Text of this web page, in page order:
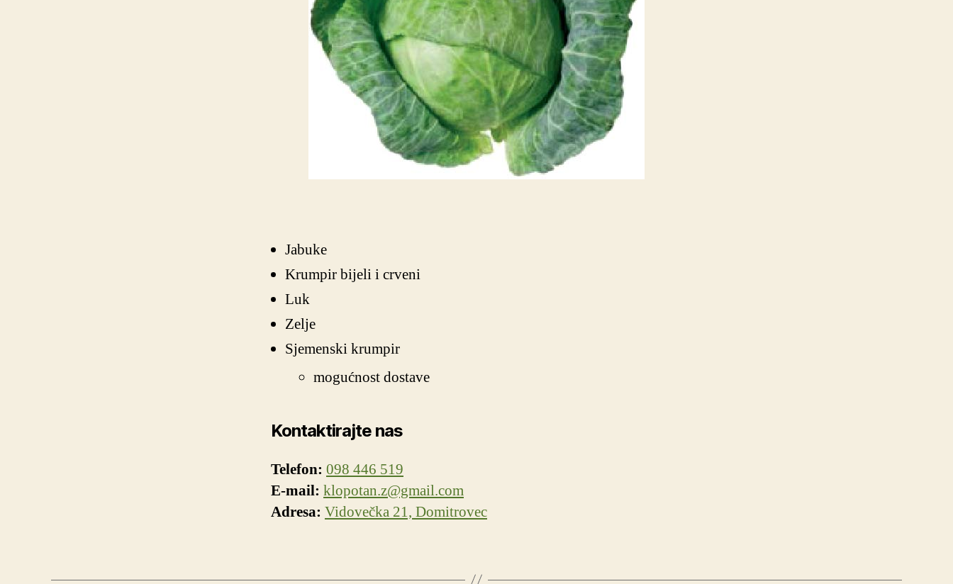
Jabuke
Krumpir bijeli i crveni
Luk
Zelje
Sjemenski krumpir
mogućnost dostave
Kontaktirajte nas
Telefon: 098 446 519
E-mail: klopotan.z@gmail.com
Adresa: Vidovečka 21, Domitrovec